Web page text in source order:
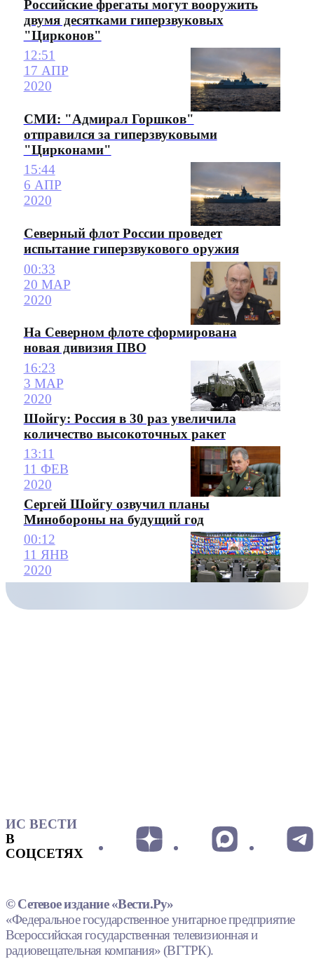
Российские фрегаты могут вооружить
двумя десятками гиперзвуковых
"Цирконов"
12:51
17 АПР
2020
СМИ: "Адмирал Горшков"
отправился за гиперзвуковыми
"Цирконами"
15:44
6 АПР
2020
Северный флот России проведет
испытание гиперзвукового оружия
00:33
20 МАР
2020
На Северном флоте сформирована
новая дивизия ПВО
16:23
3 МАР
2020
Шойгу: Россия в 30 раз увеличила
количество высокоточных ракет
13:11
11 ФЕВ
2020
Сергей Шойгу озвучил планы
Минобороны на будущий год
00:12
11 ЯНВ
2020
ИС ВЕСТИ
В
СОЦСЕТЯХ
© Сетевое издание «Вести.Ру»
«Федеральное государственное унитарное предприятие
Всероссийская государственная телевизионная и
радиовещательная компания» (ВГТРК).